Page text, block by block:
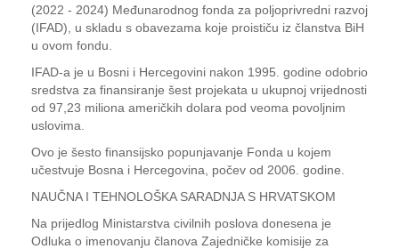
(2022 - 2024) Međunarodnog fonda za poljoprivredni razvoj
(IFAD), u skladu s obavezama koje proističu iz članstva BiH
u ovom fondu.
IFAD-a je u Bosni i Hercegovini nakon 1995. godine odobrio
sredstva za finansiranje šest projekata u ukupnoj vrijednosti
od 97,23 miliona američkih dolara pod veoma povoljnim
uslovima.
Ovo je šesto finansijsko popunjavanje Fonda u kojem
učestvuje Bosna i Hercegovina, počev od 2006. godine.
NAUČNA I TEHNOLOŠKA SARADNJA S HRVATSKOM
Na prijedlog Ministarstva civilnih poslova donesena je
Odluka o imenovanju članova Zajedničke komisije za